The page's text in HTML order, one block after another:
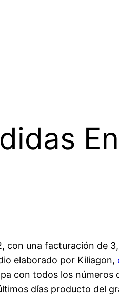
con una facturación de
elaborado por Kiliagon,
con todos los números
días producto del